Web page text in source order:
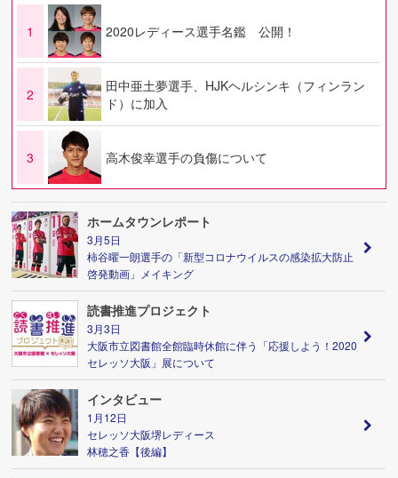
1 2020レディース選手名鑑 公開！
2
田中亜土夢選手、HJKヘルシンキ（フィンラン
ド）に加入
3 高木俊幸選手の負傷について
ホームタウンレポート
3月5日
柿谷曜一朗選手の「新型コロナウイルスの感染拡大防止
啓発動画」メイキング
読書推進プロジェクト
3月3日
大阪市立図書館全館臨時休館に伴う「応援しよう！2020
セレッソ大阪」展について
インタビュー
1月12日
セレッソ大阪堺レディース
林穂之香【後編】